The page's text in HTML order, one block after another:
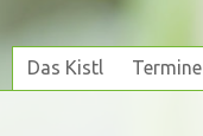
Das Kistl
Termine